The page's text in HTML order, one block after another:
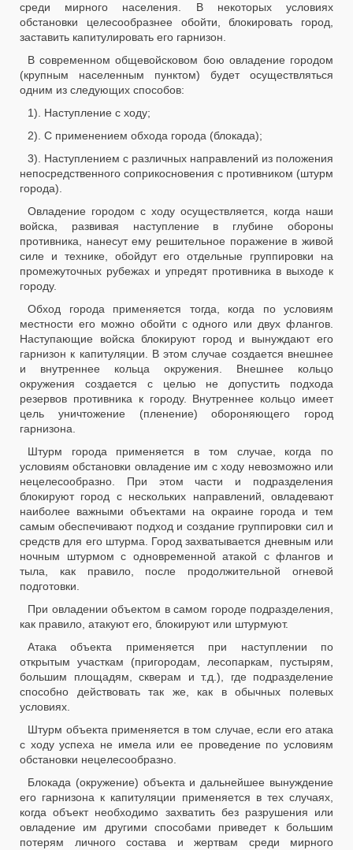
среди мирного населения. В некоторых условиях
обстановки целесообразнее обойти, блокировать город,
заставить капитулировать его гарнизон.
В современном общевойсковом бою овладение городом
(крупным населенным пунктом) будет осуществляться
одним из следующих способов:
1). Наступление с ходу;
2). С применением обхода города (блокада);
3). Наступлением с различных направлений из положения
непосредственного соприкосновения с противником (штурм
города).
Овладение городом с ходу осуществляется, когда наши
войска, развивая наступление в глубине обороны
противника, нанесут ему решительное поражение в живой
силе и технике, обойдут его отдельные группировки на
промежуточных рубежах и упредят противника в выходе к
городу.
Обход города применяется тогда, когда по условиям
местности его можно обойти с одного или двух флангов.
Наступающие войска блокируют город и вынуждают его
гарнизон к капитуляции. В этом случае создается внешнее
и внутреннее кольца окружения. Внешнее кольцо
окружения создается с целью не допустить подхода
резервов противника к городу. Внутреннее кольцо имеет
цель уничтожение (пленение) обороняющего город
гарнизона.
Штурм города применяется в том случае, когда по
условиям обстановки овладение им с ходу невозможно или
нецелесообразно. При этом части и подразделения
блокируют город с нескольких направлений, овладевают
наиболее важными объектами на окраине города и тем
самым обеспечивают подход и создание группировки сил и
средств для его штурма. Город захватывается дневным или
ночным штурмом с одновременной атакой с флангов и
тыла, как правило, после продолжительной огневой
подготовки.
При овладении объектом в самом городе подразделения,
как правило, атакуют его, блокируют или штурмуют.
Атака объекта применяется при наступлении по
открытым участкам (пригородам, лесопаркам, пустырям,
большим площадям, скверам и т.д.), где подразделение
способно действовать так же, как в обычных полевых
условиях.
Штурм объекта применяется в том случае, если его атака
с ходу успеха не имела или ее проведение по условиям
обстановки нецелесообразно.
Блокада (окружение) объекта и дальнейшее вынуждение
его гарнизона к капитуляции применяется в тех случаях,
когда объект необходимо захватить без разрушения или
овладение им другими способами приведет к большим
потерям личного состава и жертвам среди мирного